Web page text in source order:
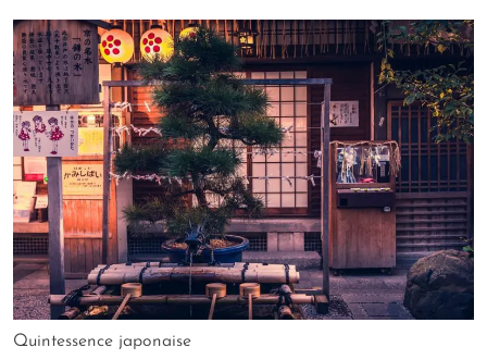
Quintessence japonaise